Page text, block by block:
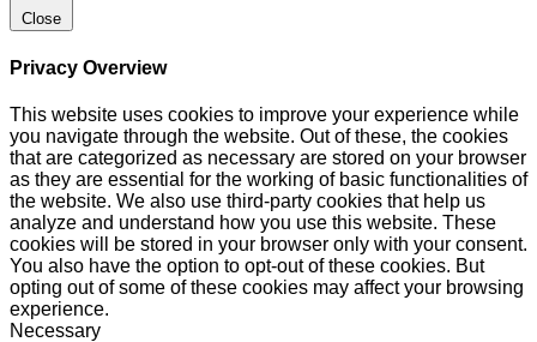
Close
Privacy Overview
This website uses cookies to improve your experience while
you navigate through the website. Out of these, the cookies
that are categorized as necessary are stored on your browser
as they are essential for the working of basic functionalities of
the website. We also use third-party cookies that help us
analyze and understand how you use this website. These
cookies will be stored in your browser only with your consent.
You also have the option to opt-out of these cookies. But
opting out of some of these cookies may affect your browsing
experience.
Necessary